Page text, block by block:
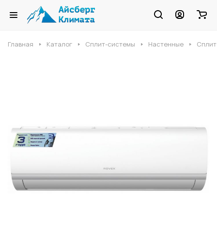
Главная Каталог Сплит-системы Настенные